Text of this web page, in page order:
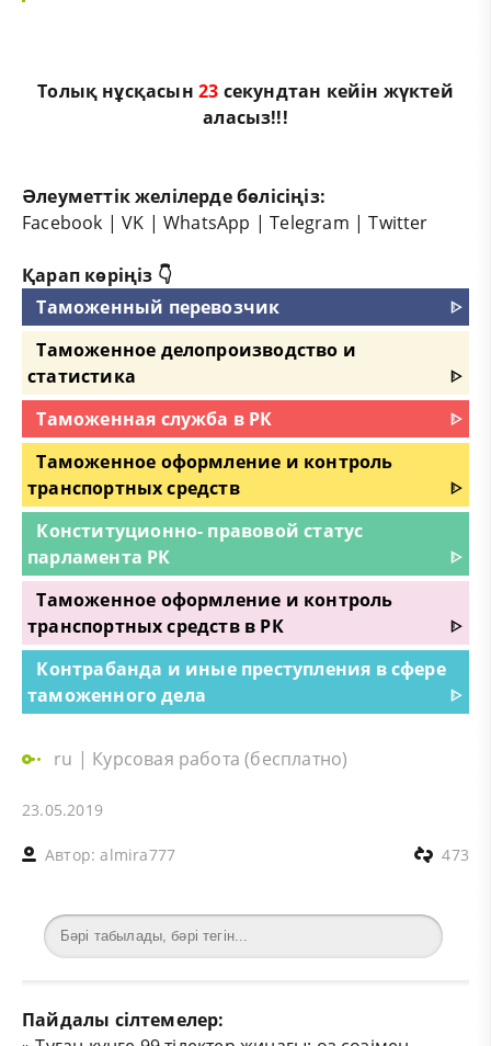
Толық нұсқасын22 секундтан кейін жүктей
аласыз!!!
Әлеуметтік желілерде бөлісіңіз:
Facebook |VK |WhatsApp |Telegram |Twitter
Қарап көріңіз 👇
Таможенный перевозчик
ᐈ
Таможенное делопроизводство и
статистика
ᐈ
Таможенная служба в РК
ᐈ
Таможенное оформление и контроль
транспортных средств
ᐈ
Конституционно- правовой статус
парламента РК
ᐈ
Таможенное оформление и контроль
транспортных средств в РК
ᐈ
Контрабанда и иные преступления в сфере
таможенного дела
ᐈ
ru | Курсовая работа (бесплатно)
23.05.2019
Автор:almira777 473
Пайдалы сілтемелер: